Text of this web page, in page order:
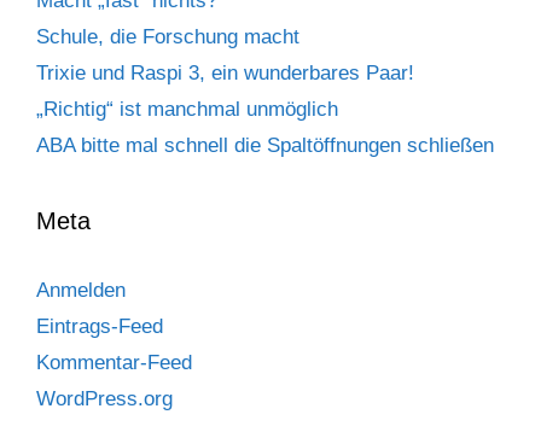
Schule, die Forschung macht
Trixie und Raspi 3, ein wunderbares Paar!
„Richtig“ ist manchmal unmöglich
ABA bitte mal schnell die Spaltöffnungen schließen
Meta
Anmelden
Eintrags-Feed
Kommentar-Feed
WordPress.org